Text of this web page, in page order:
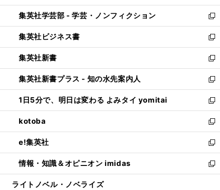
開
く
ウ
で
開
く
ン
ド
ウ
で
開
く
ウ
ィ
ン
ド
ウ
で
開
く
集英社学芸部 - 学芸・ノンフィクション
新
し
い
ウ
ィ
ン
ド
ウ
で
開
く
集英社ビジネス書
新
し
い
ウ
ィ
ン
ド
ウ
で
開
く
集英社新書
新
し
い
ウ
ィ
ン
ド
ウ
で
開
く
集英社新書プラス - 知の水先案内人
新
し
い
ウ
ィ
ン
ド
ウ
で
開
1日5分で、明日は変わる よみタイ yomitai
新
し
い
ウ
ィ
ン
ド
ウ
kotoba
新
し
い
ウ
ィ
ン
e!集英社
新
し
い
ウ
情報・知識＆オピニオン imidas
新
し
ライトノベル・ノベライズ